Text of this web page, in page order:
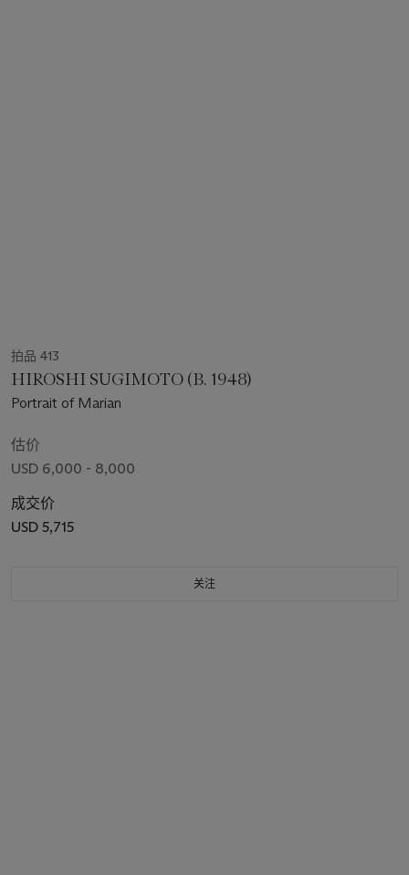
拍品 413
HIROSHI SUGIMOTO (B. 1948)
Portrait of Marian
估价
USD 6,000 - 8,000
成交价
USD 5,715
关注